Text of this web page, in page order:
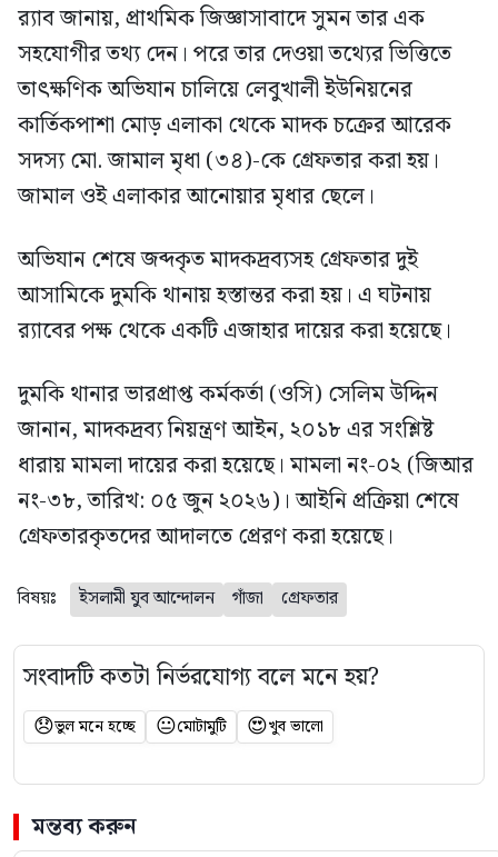
র‍্যাব জানায়, প্রাথমিক জিজ্ঞাসাবাদে সুমন তার এক
সহযোগীর তথ্য দেন। পরে তার দেওয়া তথ্যের ভিত্তিতে
তাৎক্ষণিক অভিযান চালিয়ে লেবুখালী ইউনিয়নের
কার্তিকপাশা মোড় এলাকা থেকে মাদক চক্রের আরেক
সদস্য মো. জামাল মৃধা (৩৪)-কে গ্রেফতার করা হয়।
জামাল ওই এলাকার আনোয়ার মৃধার ছেলে।
অভিযান শেষে জব্দকৃত মাদকদ্রব্যসহ গ্রেফতার দুই
আসামিকে দুমকি থানায় হস্তান্তর করা হয়। এ ঘটনায়
র‍্যাবের পক্ষ থেকে একটি এজাহার দায়ের করা হয়েছে।
দুমকি থানার ভারপ্রাপ্ত কর্মকর্তা (ওসি) সেলিম উদ্দিন
জানান, মাদকদ্রব্য নিয়ন্ত্রণ আইন, ২০১৮ এর সংশ্লিষ্ট
ধারায় মামলা দায়ের করা হয়েছে। মামলা নং-০২ (জিআর
নং-৩৮, তারিখ: ০৫ জুন ২০২৬)। আইনি প্রক্রিয়া শেষে
গ্রেফতারকৃতদের আদালতে প্রেরণ করা হয়েছে।
বিষয়ঃ ইসলামী যুব আন্দোলন গাঁজা গ্রেফতার
সংবাদটি কতটা নির্ভরযোগ্য বলে মনে হয়?
😞ভুল মনে হচ্ছে 😐মোটামুটি 😍খুব ভালো
মন্তব্য করুন